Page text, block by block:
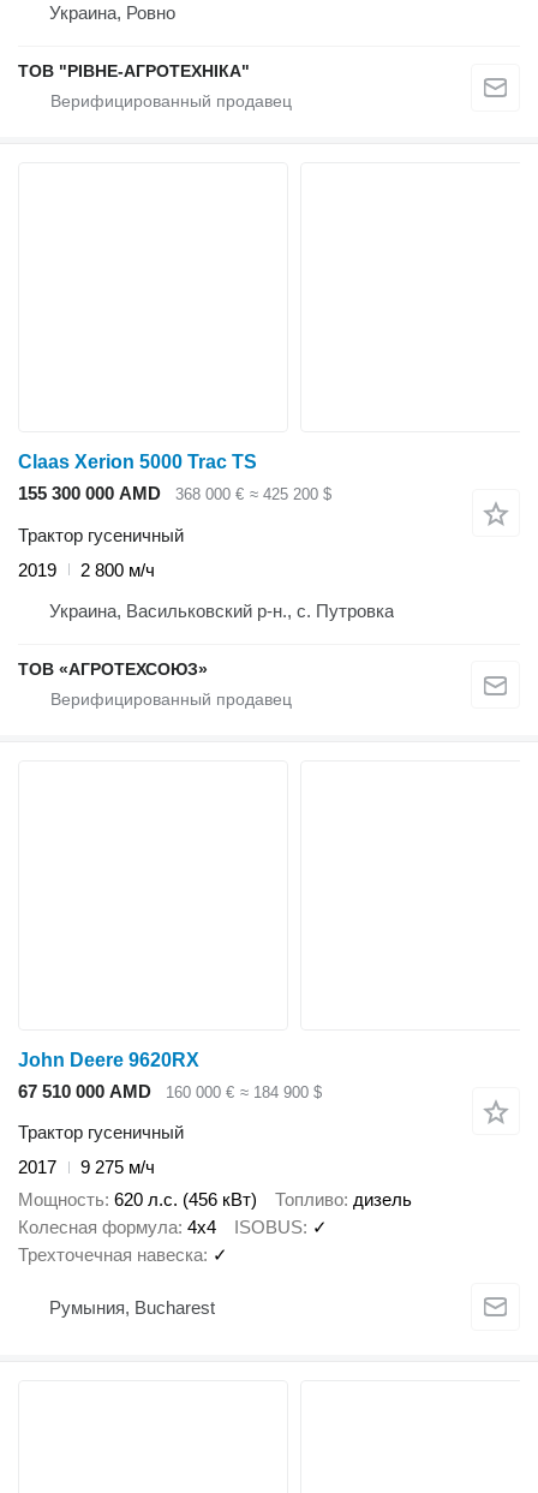
Украина, Ровно
ТОВ "РІВНЕ-АГРОТЕХНІКА"
Claas Xerion 5000 Trac TS
155 300 000 AMD
368 000 € ≈ 425 200 $
Трактор гусеничный
2019
2 800 м/ч
Украина, Васильковский р-н., с. Путровка
ТОВ «АГРОТЕХСОЮЗ»
John Deere 9620RX
67 510 000 AMD
160 000 € ≈ 184 900 $
Трактор гусеничный
2017
9 275 м/ч
Мощность 620 л.с. (456 кВт) Топливо дизель
Колесная формула 4x4 ISOBUS ✓
Трехточечная навеска ✓
Румыния, Bucharest